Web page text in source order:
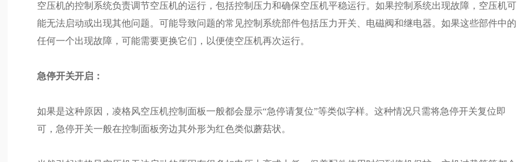
空压机的控制系统负责调节空压机的运行，包括控制压力和确保空压机平稳运行。如果控制系统出现故障，空压机可
能无法启动或出现其他问题。可能导致问题的常见控制系统部件包括压力开关、电磁阀和继电器。如果这些部件中的
任何一个出现故障，可能需要更换它们，以便使空压机再次运行。
急停开关开启：
如果是这种原因，凌格风空压机控制面板一般都会显示“急停请复位”等类似字样。这种情况只需将急停开关复位即
可，急停开关一般在控制面板旁边其外形为红色类似蘑菇状。